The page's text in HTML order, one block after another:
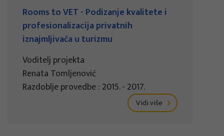
Rooms to VET - Podizanje kvalitete i
profesionalizacija privatnih
iznajmljivača u turizmu
Voditelj projekta
Renata Tomljenović
Razdoblje provedbe : 2015. - 2017.
Vidi više